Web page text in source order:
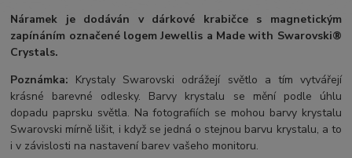
Náramek je dodáván v dárkové krabičce s magnetickým
zapínáním označené logem Jewellis a Made with Swarovski®
Crystals.
Poznámka: Krystaly Swarovski odrážejí světlo a tím vytvářejí
krásné barevné odlesky. Barvy krystalu se mění podle úhlu
dopadu paprsku světla. Na fotografiích se mohou barvy krystalu
Swarovski mírně lišit, i když se jedná o stejnou barvu krystalu, a to
i v závislosti na nastavení barev vašeho monitoru.